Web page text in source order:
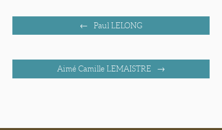
Paul LELONG
Aimé Camille LEMAISTRE